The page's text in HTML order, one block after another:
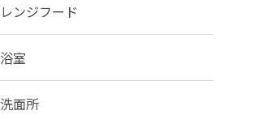
レンジフード
浴室
洗面所